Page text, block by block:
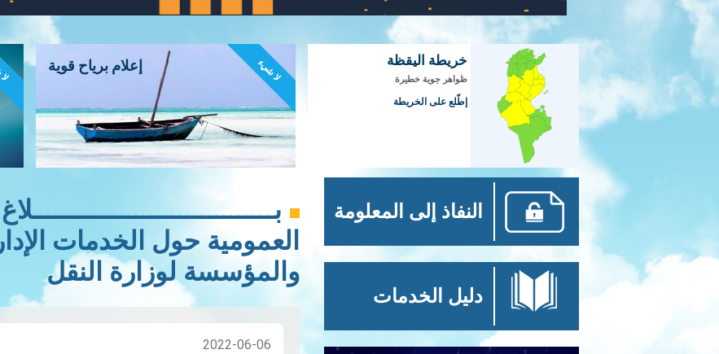
خريطة اليقظة
ظواهر جوية خطيرة
إطّلع على الخريطة
إعلام برياح قوية لا شيء
العمومية حول الخدمات
والمؤسسة لوزارة النقل
2022-06-06
النفاذ إلى المعلومة
دليل الخدمات